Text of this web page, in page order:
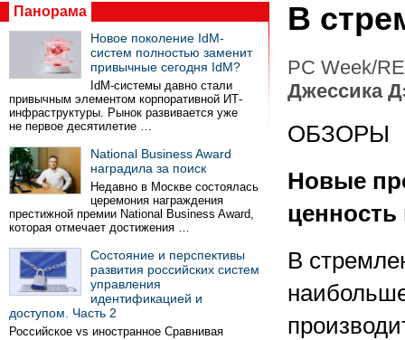
Панорама
Новое поколение IdM-
систем полностью заменит
привычные сегодня IdM?
IdM-системы давно стали
привычным элементом корпоративной ИТ-
инфраструктуры. Рынок развивается уже
не первое десятилетие …
National Business Award
наградила за поиск
Недавно в Москве состоялась
церемония награждения
престижной премии National Business Award,
которая отмечает достижения …
Состояние и перспективы
развития российских систем
управления
идентификацией и
доступом. Часть 2
Российское vs иностранное Сравнивая
В
PC Week/
Джессика
ОБЗОРЫ
Новые
В